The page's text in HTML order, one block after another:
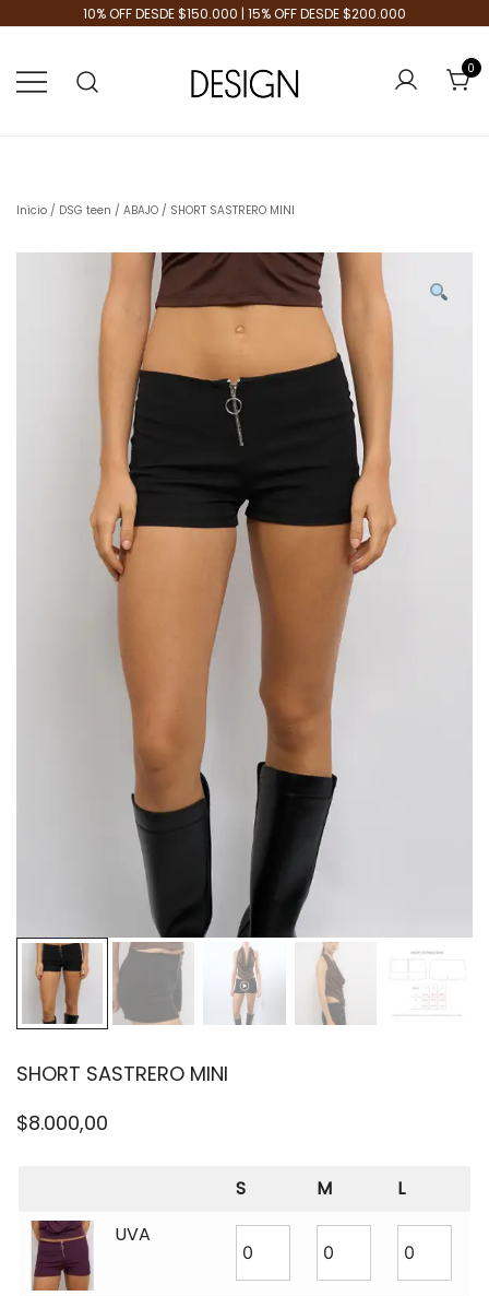
10% OFF DESDE $150.000 | 15% OFF DESDE $200.000
0
Inicio / DSG teen / ABAJO / SHORT SASTRERO MINI
SHORT SASTRERO MINI
$8.000,00
S M
L
UVA